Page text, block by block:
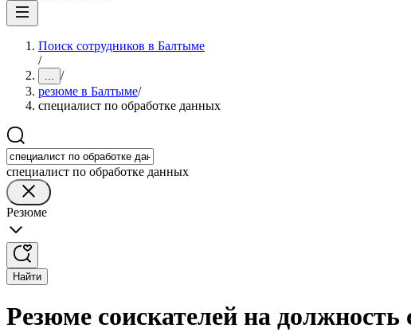
Поиск сотрудников в Балтыме
/
... /
резюме в Балтыме/
специалист по обработке данных
специалист по обработке данных
Резюме
Найти
Резюме соискателей на